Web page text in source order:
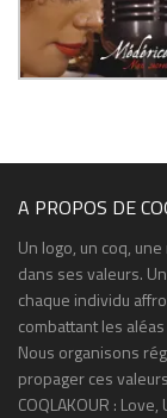
A PROPOS DE
Un logo, un coq,
dans ses valeurs.
chaque individu
combattant les
Nous organisons
propager ces
COQLAKOUR :